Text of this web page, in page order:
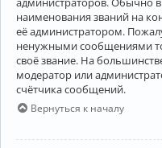
наименования званий на
её администратором.
ненужными сообщениями
своё звание. На
модератор или
счётчика сообщений.
Вернуться к началу